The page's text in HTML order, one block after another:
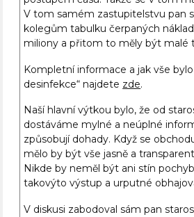
V tom samém zastupitelstvu pan
kolegům tabulku čerpaných
miliony a přitom to měly být malé
Kompletní informace a jak vše
desinfekce“ najdete zde.
Naší hlavní výtkou bylo, že od
dostáváme mylné a neúplné
způsobují dohady. Když se
mělo by být vše jasně a
Nikde by neměl být ani stín
takovýto výstup a urputné
V diskusi zabodoval sám pan